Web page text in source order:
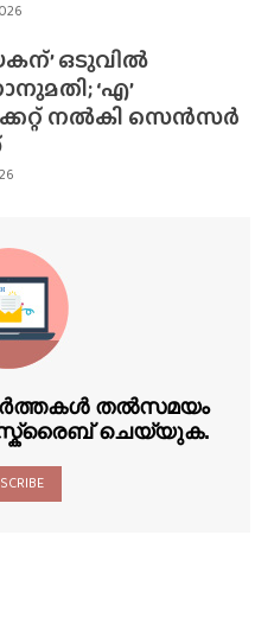
ഒടുവിൽ
‘എ’
നൽകി സെൻസർ
തൽസമയം
ചെയ്യുക.